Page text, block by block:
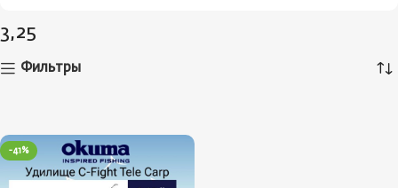
3,25
Фильтры
-41%